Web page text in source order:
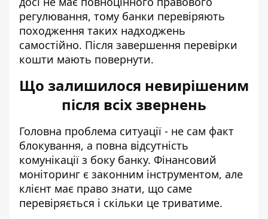
регулювання, тому банки перевіряють
походження таких надходжень
самостійно. Після завершення перевірки
кошти мають повернути.
Що залишилося невирішеним
після всіх звернень
Головна проблема ситуації - не сам факт
блокування, а повна відсутність
комунікації з боку банку. Фінансовий
моніторинг є законним інструментом, але
клієнт має право знати, що саме
перевіряється і скільки це триватиме.